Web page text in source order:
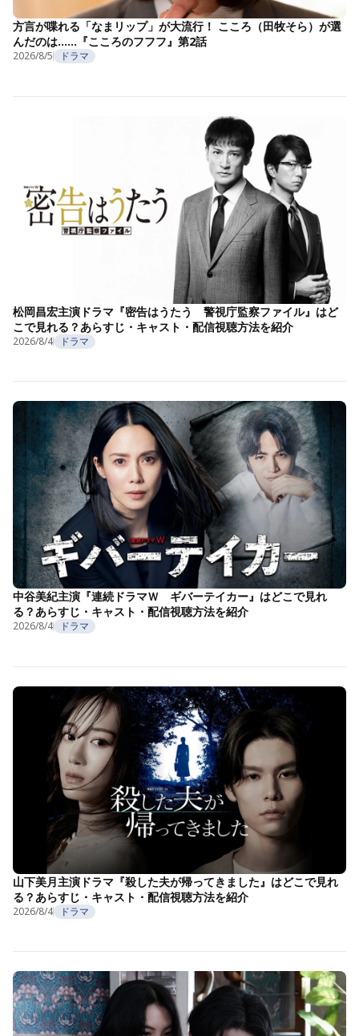
方言が喋れる「なまリップ」が大流行！ こころ（田牧そら）が選
んだのは……『こころのフフフ』第2話
2026/8/5 ドラマ
松岡昌宏主演ドラマ『密告はうたう 警視庁監察ファイル』はど
こで見れる？あらすじ・キャスト・配信視聴方法を紹介
2026/8/4 ドラマ
中谷美紀主演『連続ドラマＷ ギバーテイカー』はどこで見れ
る？あらすじ・キャスト・配信視聴方法を紹介
2026/8/4 ドラマ
山下美月主演ドラマ『殺した夫が帰ってきました』はどこで見れ
る？あらすじ・キャスト・配信視聴方法を紹介
2026/8/4 ドラマ